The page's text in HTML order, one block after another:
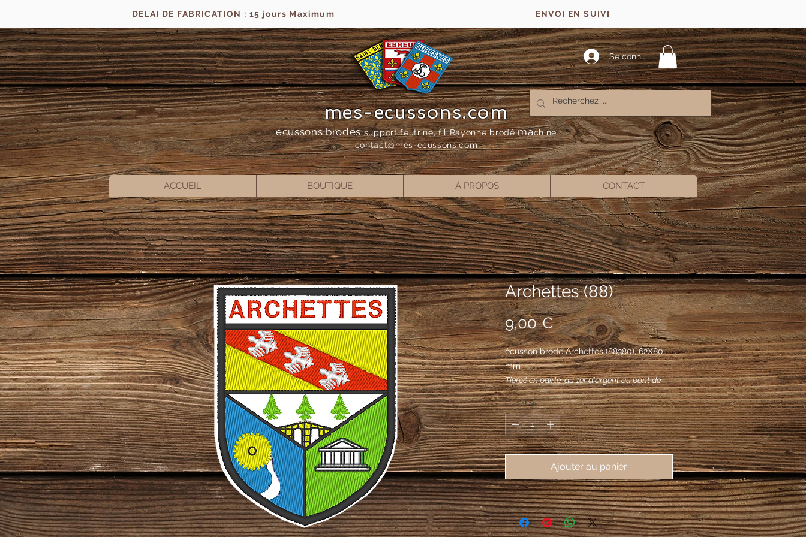
DELAI DE FABRICATION : 15 jours Maximum ENVOI EN SUIVI
Se connecter
mes-ecussons.com
écussons brodés support feutrine, fil Rayonne brodémachine
contact@mes-ecussons.com
ACCUEIL BOUTIQUE À PROPOS CONTACT
Archettes (88)
9,00 €Prix
écusson brodé Archettes (88380), 62X80
mm
Tiercé en pairle: au 1er d'argent au pont de
deux arches d'or, maçonné de sable mouvant
des flancs et surmonté de trois sapins de
sinople rangés en chef, au 2e d'azur au
tambour de papeterie d'or d'où append en
pal une bande de papier d'argent, au 3e de
sinople au temple de Mercure d'argent; le
tout sommé d'un chef d'or à la bande de
gueules chargée de trois alérions d'argent.
Quantité *
Ajouter au panier